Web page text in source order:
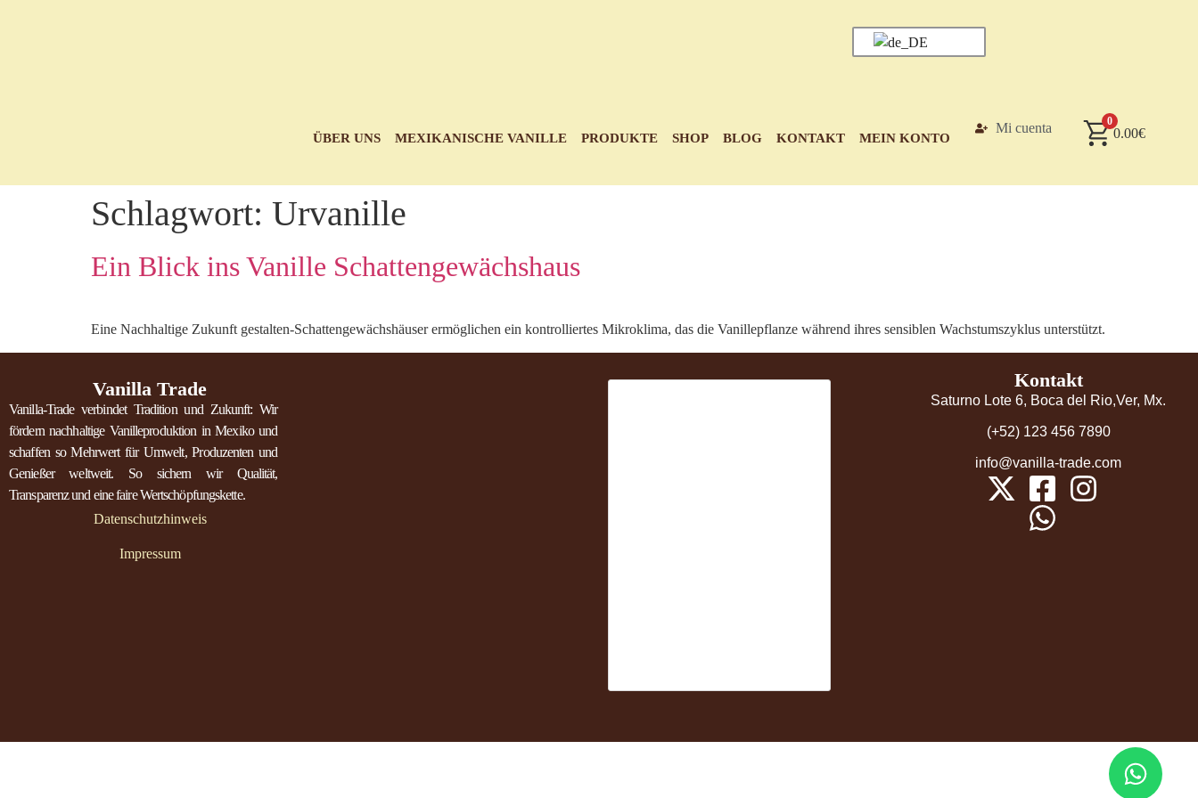
ÜBER UNS MEXIKANISCHE VANILLE PRODUKTE SHOP BLOG KONTAKT MEIN KONTO
Mi cuenta 0
0.00€
Schlagwort: Urvanille
Ein Blick ins Vanille Schattengewächshaus
Eine Nachhaltige Zukunft gestalten-Schattengewächshäuser ermöglichen ein kontrolliertes Mikroklima, das die Vanillepflanze während ihres sensiblen Wachstumszyklus unterstützt.
Vanilla Trade
Vanilla-Trade verbindet Tradition und Zukunft: Wir
fördern nachhaltige Vanilleproduktion in Mexiko und
schaffen so Mehrwert für Umwelt, Produzenten und
Genießer weltweit. So sichern wir Qualität,
Transparenz und eine faire Wertschöpfungskette.
Datenschutzhinweis
Impressum
Kontakt
Saturno Lote 6, Boca del Rio,Ver, Mx.
(+52) 123 456 7890
info@vanilla-trade.com